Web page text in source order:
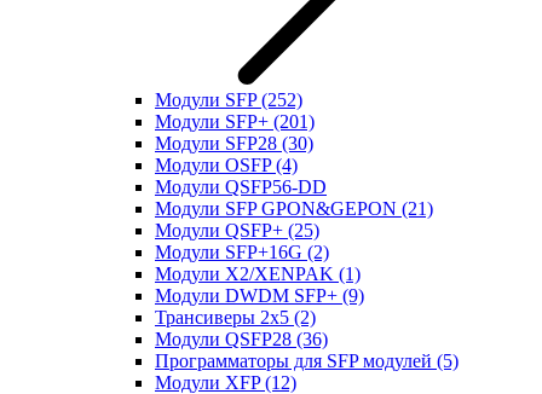
Модули SFP(252)
Модули SFP+ (201)
Модули SFP28 (30)
Модули OSFP(4)
Модули QSFP56-DD
Модули SFP GPON&GEPON (21)
Модули QSFP+ (25)
Модули SFP+16G (2)
Модули X2/XENPAK (1)
Модули DWDM SFP+ (9)
Трансиверы 2x5 (2)
Модули QSFP28 (36)
Программаторы для SFP модулей (5)
Модули XFP(12)